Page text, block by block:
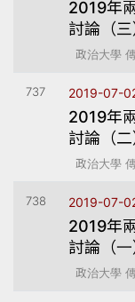
2019年
討論（三
政治大學
737 2019-07-
2019年
討論（二
政治大學
738 2019-07-
2019年
討論（一
政治大學